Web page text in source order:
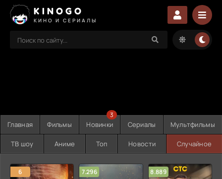
KINOGO
КИНО И СЕРИАЛЫ
Главная Фильмы Новинки
3
Сериалы Мультфильмы
ТВ шоу Аниме Топ Новости Случайное
6 7.296 8.889